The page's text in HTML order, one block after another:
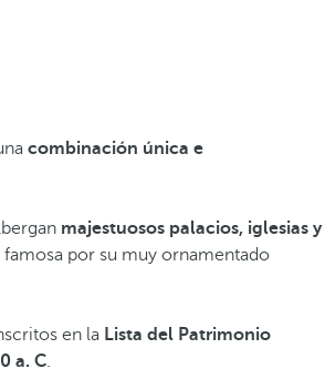
combinación única e
majestuosos palacios, iglesias y
famosa por su muy ornamentado
en la Lista del Patrimonio
a. C.